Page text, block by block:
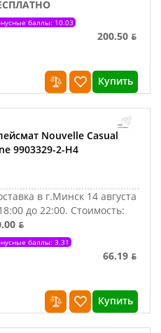
баллы: 10.03
200.50 ƃ
Купить
Nouvelle Casual
9903329-2-Н4
в г.Минск 14 августа
до 22:00. Стоимость:
ƃ
баллы: 3.31
66.19 ƃ
Купить